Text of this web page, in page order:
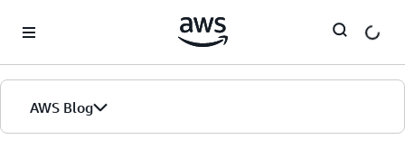
AWS Blog